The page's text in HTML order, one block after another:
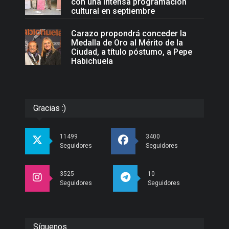
cultural en septiembre
Carazo propondrá conceder la
Medalla de Oro al Mérito de la
Ciudad, a título póstumo, a Pepe
Habichuela
Gracias :)
11499
Seguidores
3400
Seguidores
3525
Seguidores
10
Seguidores
Síguenos